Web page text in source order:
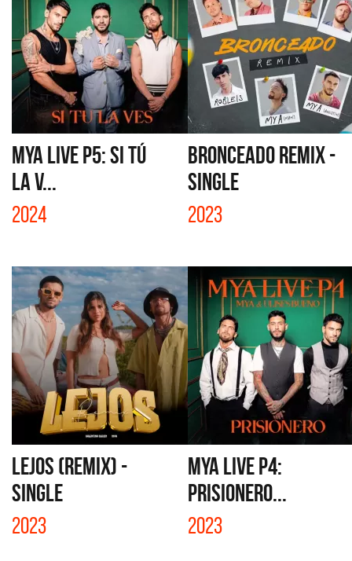
MYA LIVE P5: SI TÚ
LA V...
2024
BRONCEADO REMIX -
SINGLE
2023
LEJOS (REMIX) -
SINGLE
2023
MYA LIVE P4:
PRISIONERO...
2023